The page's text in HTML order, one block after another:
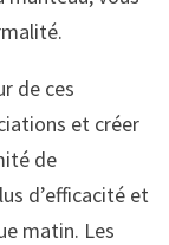
de ces
et créer
de
d’efficacité et
matin. Les